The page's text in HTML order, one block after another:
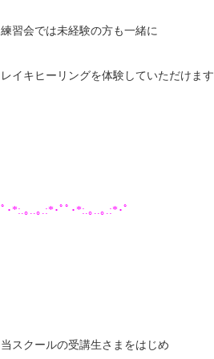
練習会では未経験の方も一緒に
レイキヒーリングを体験していただけま
ﾟ･*:.｡..｡.:*･ﾟﾟ･*:.｡..｡.:*･ﾟ
当スクールの受講生さまをはじめ